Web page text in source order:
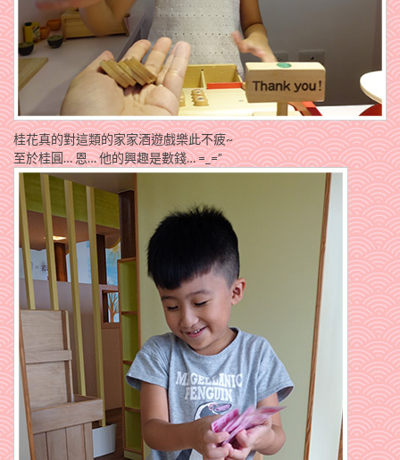
桂花真的對這類的家家酒遊戲樂此不疲~
至於桂圓… 恩… 他的興趣是數錢… =_=”